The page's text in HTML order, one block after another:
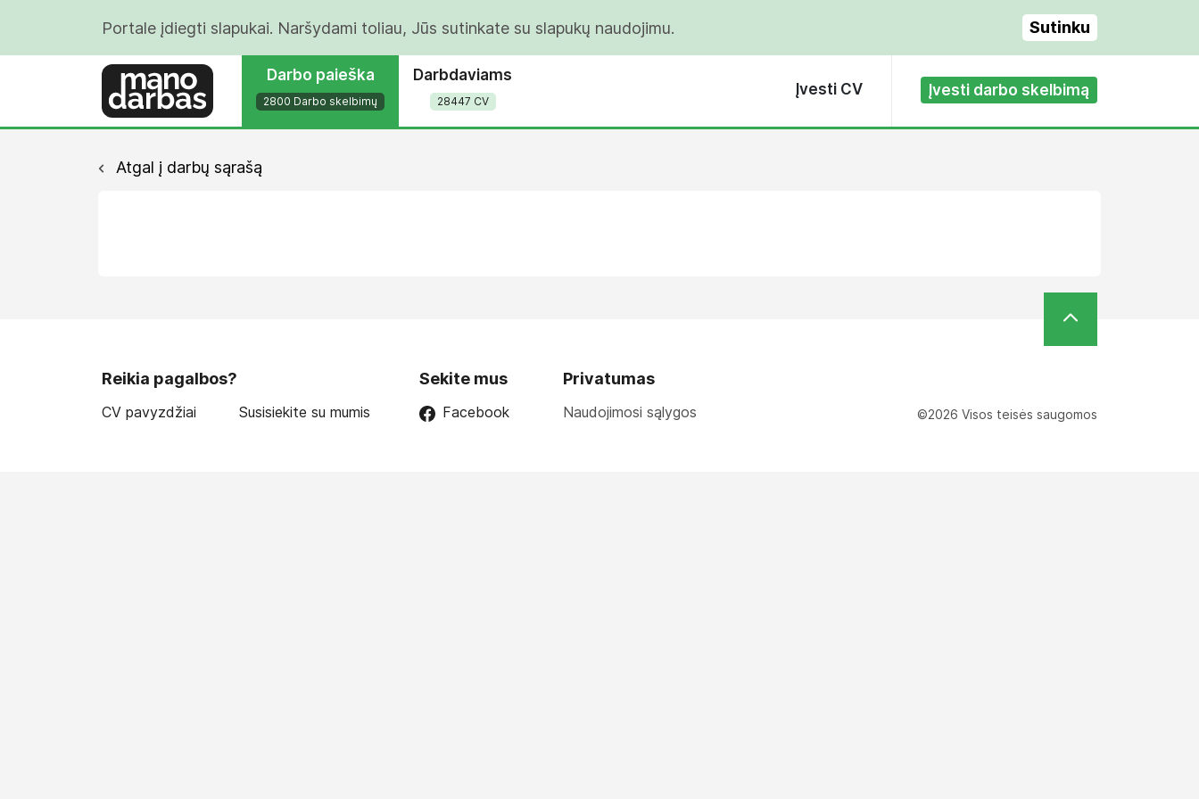
Portale įdiegti slapukai. Naršydami toliau, Jūs sutinkate su slapukų naudojimu. Sutinku
Darbo paieška
2800 Darbo skelbimų
Darbdaviams
28447 CV
Įvesti CV Įvesti darbo skelbimą
Atgal į darbų sąrašą
Reikia pagalbos?
CV pavyzdžiai Susisiekite su mumis
Sekite mus
Facebook
Privatumas
Naudojimosi sąlygos ©2026 Visos teisės saugomos